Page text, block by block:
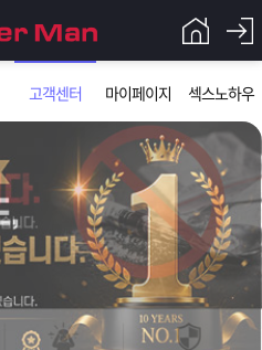
고객센터 마이페이지 섹스노하우
입금확인이 안되는 상황을 대비해 꼭 입금후 고객센터 연락바랍니다.